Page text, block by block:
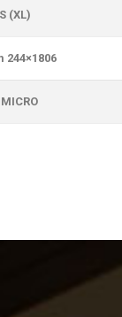
(XL)
1806×244 mm